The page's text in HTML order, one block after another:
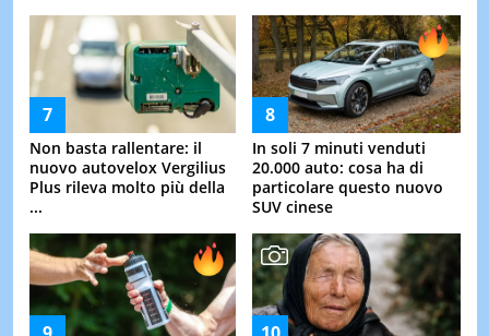
Non basta rallentare: il
nuovo autovelox Vergilius
Plus rileva molto più della
...
In soli 7 minuti venduti
20.000 auto: cosa ha di
particolare questo nuovo
SUV cinese